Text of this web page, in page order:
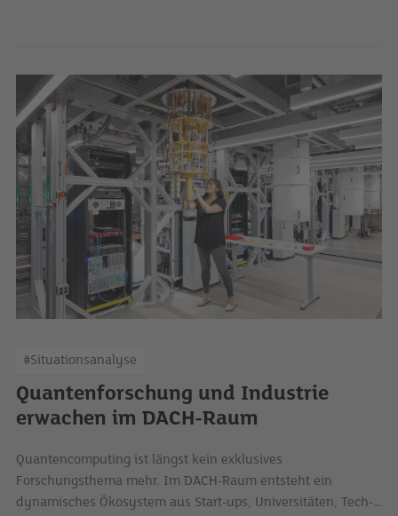
#Situationsanalyse
Quantenforschung und Industrie
erwachen im DACH-Raum
Quantencomputing ist längst kein exklusives
Forschungsthema mehr. Im DACH-Raum entsteht ein
dynamisches Ökosystem aus Start-ups, Universitäten, Tech-